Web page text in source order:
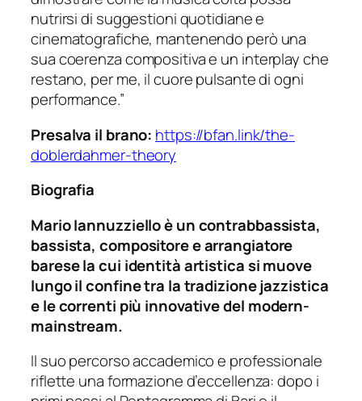
nutrirsi di suggestioni quotidiane e
cinematografiche, mantenendo però una
sua coerenza compositiva e un interplay che
restano, per me, il cuore pulsante di ogni
performance.”
Presalva il brano: https://bfan.link/the-
doblerdahmer-theory
Biografia
Mario Iannuzziello è un contrabbassista,
bassista, compositore e arrangiatore
barese la cui identità artistica si muove
lungo il confine tra la tradizione jazzistica
e le correnti più innovative del modern-
mainstream.
Il suo percorso accademico e professionale
riflette una formazione d’eccellenza: dopo i